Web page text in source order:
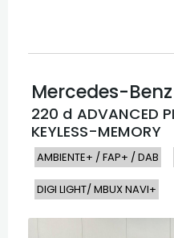
Mercedes-Benz
220 d ADVANCED
KEYLESS-MEMORY
AMBIENTE+ / FAP+ / DAB
DIGI LIGHT/ MBUX NAVI+